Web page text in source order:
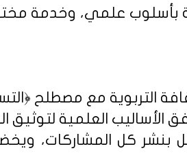
بأسلوب علمي، وخدمة
بنشر كل المشاركات،